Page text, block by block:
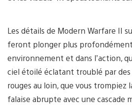
Les détails de Modern Warfare II
feront plonger plus
environnement et dans l’action,
ciel étoilé éclatant troublé par
rouges au loin, que vous trompiez
falaise abrupte avec une cascade